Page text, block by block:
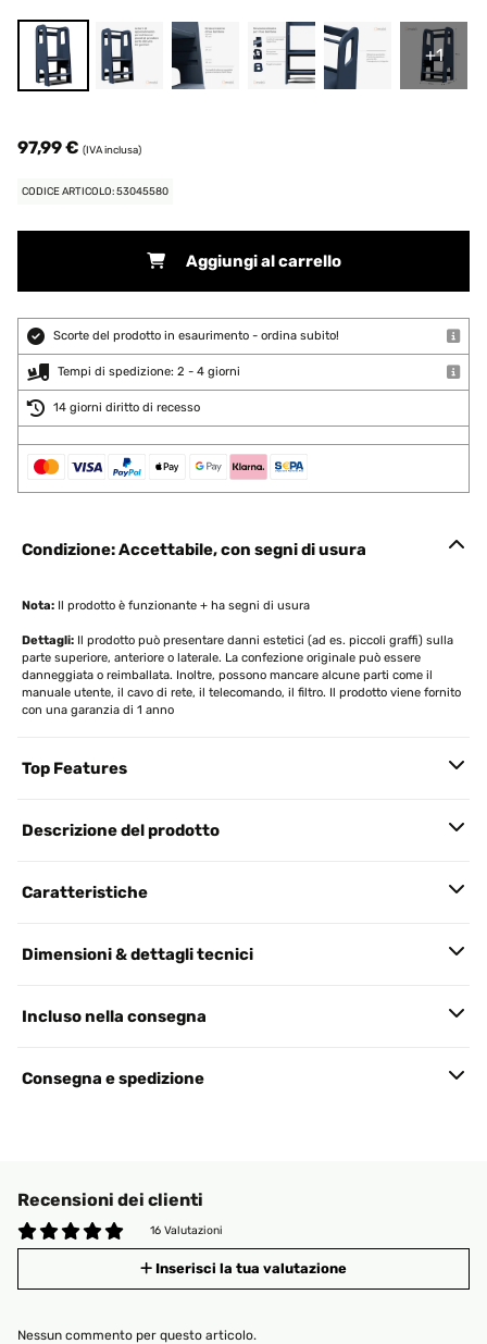
+1
97,99 € (IVA inclusa)
CODICE ARTICOLO: 53045580
Aggiungi al carrello
Scorte del prodotto in esaurimento - ordina subito!
Tempi di spedizione: 2 - 4 giorni
14 giorni diritto di recesso
Condizione: Accettabile, con segni di usura
Nota: Il prodotto è funzionante + ha segni di usura
Dettagli: Il prodotto può presentare danni estetici (ad es. piccoli graffi) sulla
parte superiore, anteriore o laterale. La confezione originale può essere
danneggiata o reimballata. Inoltre, possono mancare alcune parti come il
manuale utente, il cavo di rete, il telecomando, il filtro. Il prodotto viene fornito
con una garanzia di 1 anno
Top Features
Descrizione del prodotto
Caratteristiche
Dimensioni & dettagli tecnici
Incluso nella consegna
Consegna e spedizione
Recensioni dei clienti
16 Valutazioni
Inserisci la tua valutazione
Nessun commento per questo articolo.